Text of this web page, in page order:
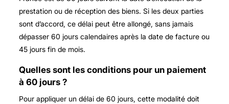
prestation ou de réception des biens. Si les deux parties
sont d’accord, ce délai peut être allongé, sans jamais
dépasser 60 jours calendaires après la date de facture ou
45 jours fin de mois.
Quelles sont les conditions pour un paiement
à 60 jours ?
Pour appliquer un délai de 60 jours, cette modalité doit